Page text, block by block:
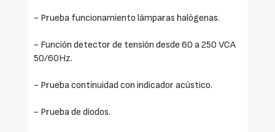
- Prueba funcionamiento lámparas halógenas.
- Función detector de tensión desde 60 a 250 VCA
50/60Hz.
- Prueba continuidad con indicador acústico.
- Prueba de diodos.